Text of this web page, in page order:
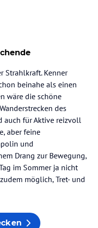
Strahlkraft. Kenner
beinahe als einen
wäre die schöne
des
auch für Aktive reizvoll
aber feine
und
Drang zur Bewegung,
im Sommer ja nicht
möglich, Tret- und